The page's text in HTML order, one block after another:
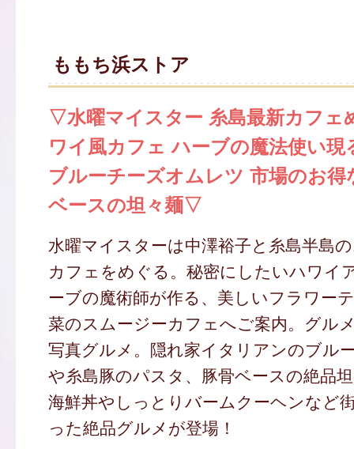
ももち浜ストア
▽水曜マイスター 糸島最新カフェ
ワイ風カフェ ハーブの魔法使い
ブルーチーズオムレツ 市場のお
ベースの坦々麺▽
水曜マイスターは中澤裕子と糸島半島
カフェをめぐる。秘密にしたいハワイ
ーブの魔術師が作る、美しいフラワー
菜のスムージーカフェへご案内。グル
写真グルメ。隠れ家イタリアンのブル
や糸島豚のパスタ、豚骨ベースの絶品
海鮮丼やしっとりバームクーヘンなど
った絶品グルメが登場！